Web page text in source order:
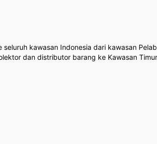
kawasan Indonesia dari kawasan
dan distributor barang ke Kawasan